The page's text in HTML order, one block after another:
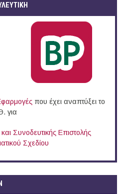
που έχει αναπτύξει το
για
Συνοδευτικής Επιστολής
Σχεδίου